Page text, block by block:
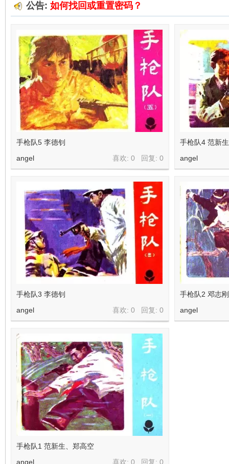
公告: 如何找回或重置密码？
手枪队5 李德钊
喜欢: 0 回复: 0
angel
手枪队4 范新
angel
手枪队3 李德钊
喜欢: 0 回复: 0
angel
手枪队2 邓志刚
angel
手枪队1 范新生、郑高空
喜欢: 0 回复: 0
angel